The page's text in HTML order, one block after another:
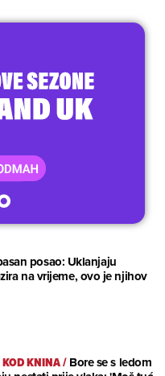
posao: Uklanjaju
na vrijeme, ovo je njihov
KNINA/Bore se s ledom